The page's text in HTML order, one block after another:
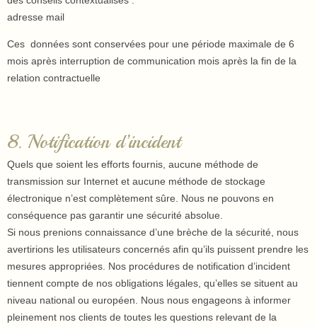
adresse mail
Ces données sont conservées pour une période maximale de 6
mois après interruption de communication mois après la fin de la
relation contractuelle
8. Notification d’incident
Quels que soient les efforts fournis, aucune méthode de
transmission sur Internet et aucune méthode de stockage
électronique n’est complètement sûre. Nous ne pouvons en
conséquence pas garantir une sécurité absolue.
Si nous prenions connaissance d’une brèche de la sécurité, nous
avertirions les utilisateurs concernés afin qu’ils puissent prendre les
mesures appropriées. Nos procédures de notification d’incident
tiennent compte de nos obligations légales, qu’elles se situent au
niveau national ou européen. Nous nous engageons à informer
pleinement nos clients de toutes les questions relevant de la